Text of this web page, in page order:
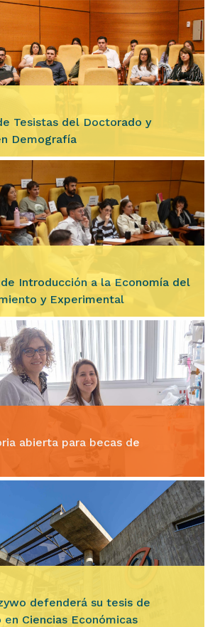
de Contabilidad y Ciencias
nuestra Facultad llama a
aspirantes para las coberturas
los siguientes…
Tesistas del Doctorado y
Demografía
11, 12 y 13 de agosto, se
las Jornadas de Tesistas del
Maestría en Demografía, un
a la…
Introducción a la Economía del
y Experimental
Graduados y el Doctorado en
invitan a participar del
a la Economía del
y Experimental,…
abierta para becas de
de Ciencia y Tecnología (Secyt)
Nacional de Córdoba (UNC)
el 20 de agosto a las 13, se
defenderá su tesis de
en Ciencias Económicas